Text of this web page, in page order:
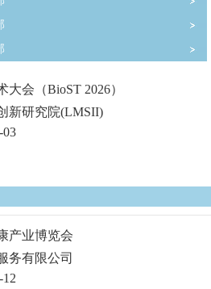
会（BioST 2026）
新研究院(LMSII)
03
产业博览会
务有限公司